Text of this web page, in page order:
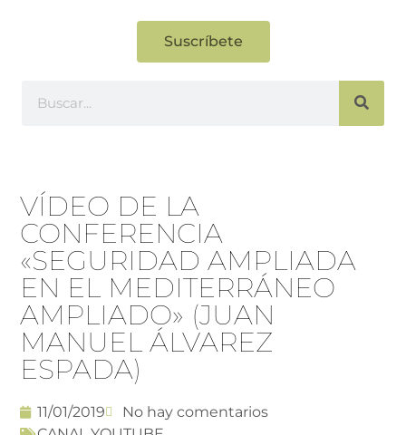
Suscríbete
VÍDEO DE LA
CONFERENCIA
«SEGURIDAD AMPLIADA
EN EL MEDITERRÁNEO
AMPLIADO» (JUAN
MANUEL ÁLVAREZ
ESPADA)
11/01/2019
No hay comentarios